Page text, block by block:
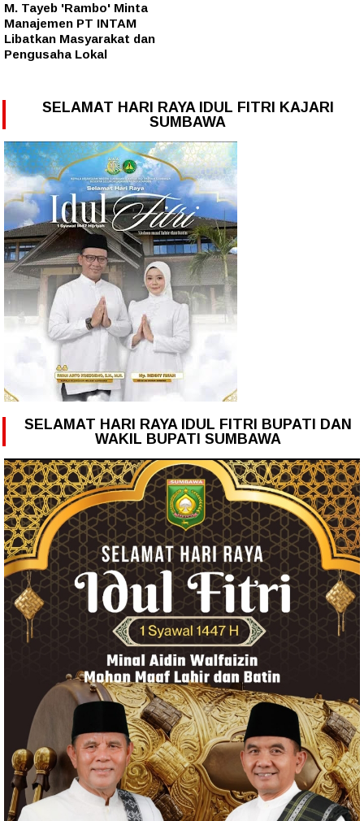
M. Tayeb 'Rambo' Minta
Manajemen PT INTAM
Libatkan Masyarakat dan
Pengusaha Lokal
SELAMAT HARI RAYA IDUL FITRI KAJARI
SUMBAWA
SELAMAT HARI RAYA IDUL FITRI BUPATI DAN
WAKIL BUPATI SUMBAWA